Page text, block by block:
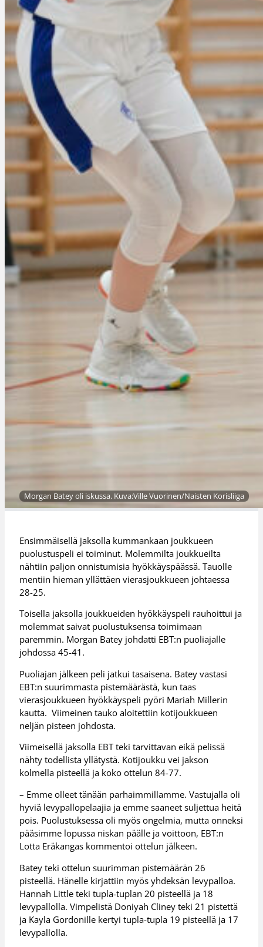
Morgan Batey oli iskussa. Kuva:Ville Vuorinen/Naisten Korisliiga
Ensimmäisellä jaksolla kummankaan joukkueen
puolustuspeli ei toiminut. Molemmilta joukkueilta
nähtiin paljon onnistumisia hyökkäyspäässä. Tauolle
mentiin hieman yllättäen vierasjoukkueen johtaessa
28-25.
Toisella jaksolla joukkueiden hyökkäyspeli rauhoittui ja
molemmat saivat puolustuksensa toimimaan
paremmin. Morgan Batey johdatti EBT:n puoliajalle
johdossa 45-41.
Puoliajan jälkeen peli jatkui tasaisena. Batey vastasi
EBT:n suurimmasta pistemäärästä, kun taas
vierasjoukkueen hyökkäyspeli pyöri Mariah Millerin
kautta. Viimeinen tauko aloitettiin kotijoukkueen
neljän pisteen johdosta.
Viimeisellä jaksolla EBT teki tarvittavan eikä pelissä
nähty todellista yllätystä. Kotijoukku vei jakson
kolmella pisteellä ja koko ottelun 84-77.
– Emme olleet tänään parhaimmillamme. Vastujalla oli
hyviä levypallopelaajia ja emme saaneet suljettua heitä
pois. Puolustuksessa oli myös ongelmia, mutta onneksi
pääsimme lopussa niskan päälle ja voittoon, EBT:n
Lotta Eräkangas kommentoi ottelun jälkeen.
Batey teki ottelun suurimman pistemäärän 26
pisteellä. Hänelle kirjattiin myös yhdeksän levypalloa.
Hannah Little teki tupla-tuplan 20 pisteellä ja 18
levypallolla. Vimpelistä Doniyah Cliney teki 21 pistettä
ja Kayla Gordonille kertyi tupla-tupla 19 pisteellä ja 17
levypallolla.